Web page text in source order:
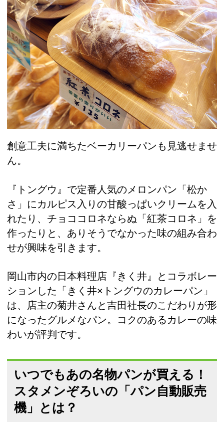
創意工夫に満ちたベーカリーパンも見逃せませ
ん。
『トングウ』で定番人気のメロンパン「松か
さ」にカルピス入りの甘酸っぱいクリームを入
れたり、チョココロネならぬ「紅茶コロネ」を
作ったりと、ありそうでなかった味の組み合わ
せが興味を引きます。
岡山市内の日本料理店『きく井』とコラボレー
ションした「きく井×トングウのカレーパン」
は、店主の菊井さんと吉田社長のこだわりが形
になったグルメなパン。コクのあるカレーの味
わいが評判です。
いつでもあの名物パンが買える！
スタメンぞろいの「パン自動販売
機」とは？